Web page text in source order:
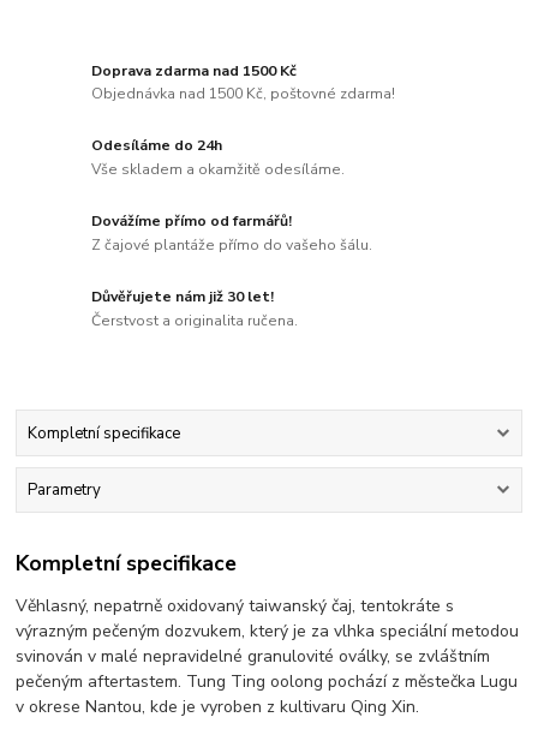
Doprava zdarma nad 1500 Kč
Objednávka nad 1500 Kč, poštovné zdarma!
Odesíláme do 24h
Vše skladem a okamžitě odesíláme.
Dovážíme přímo od farmářů!
Z čajové plantáže přímo do vašeho šálu.
Důvěřujete nám již 30 let!
Čerstvost a originalita ručena.
Kompletní specifikace
Parametry
Kompletní specifikace
Věhlasný, nepatrně oxidovaný taiwanský čaj, tentokráte s
výrazným pečeným dozvukem, který je za vlhka speciální metodou
svinován v malé nepravidelné granulovité oválky, se zvláštním
pečeným aftertastem. Tung Ting oolong pochází z městečka Lugu
v okrese Nantou, kde je vyroben z kultivaru Qing Xin.